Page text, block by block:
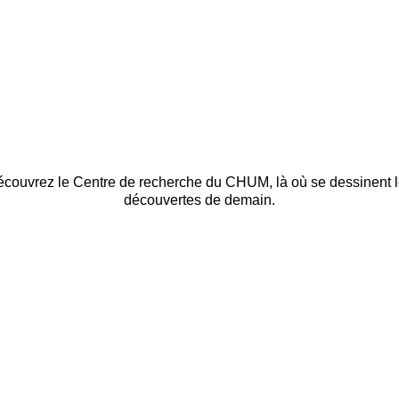
le Centre de recherche du CHUM, là où se dessinent
découvertes de demain.